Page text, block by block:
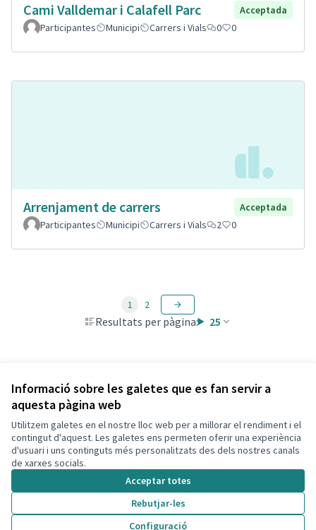
Informació sobre les galetes que es fan servir a
aquesta pàgina web
Utilitzem galetes en el nostre lloc web per a millorar el rendiment i el
contingut d'aquest. Les galetes ens permeten oferir una experiència
d'usuari i uns continguts més personalitzats des dels nostres canals
de xarxes socials.
Acceptar totes
Rebutjar-les
Configuració
Cami Valldemar i Calafell Parc
Acceptada
Participantes
Municipi Carrers i Vials 0 0
Arrenjament de carrers
Acceptada
Participantes
Municipi Carrers i Vials 2 0
Resultats per pàgina: 25
1 2
Veure totes les propostes retirades
Termes i condicions d'ús
Configuració de les galetes
Decidim Calafell a X
(Enllaç extern)
Decidim Calafell a Facebook
Decidim Calafell a YouTube
Decidim Calafell a GitHub
(Enllaç extern)
Amb
(Enllaç